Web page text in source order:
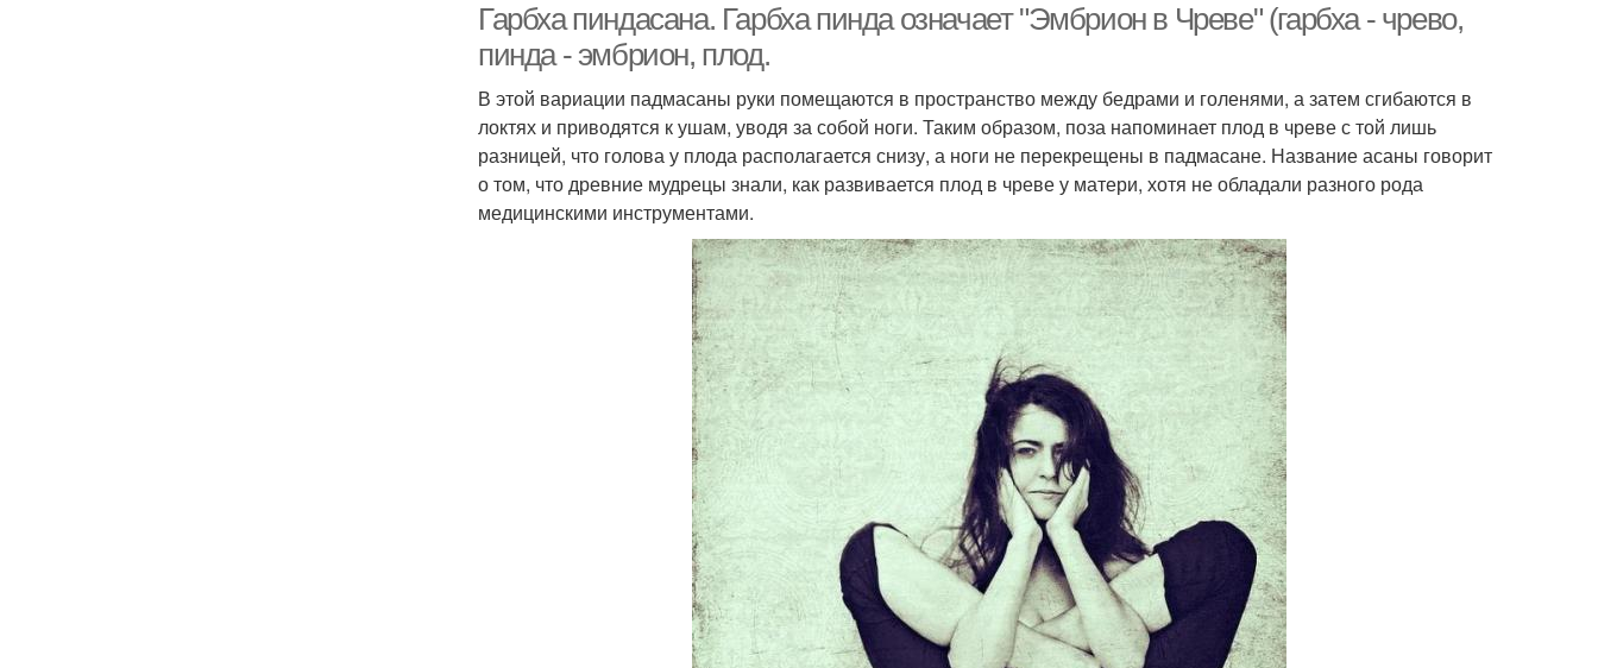
Гарбха пиндасана. Гарбха пинда означает "Эмбрион в Чреве" (гарбха - чрево,
пинда - эмбрион, плод.
В этой вариации падмасаны руки помещаются в пространство между бедрами и голенями, а затем сгибаются в
локтях и приводятся к ушам, уводя за собой ноги. Таким образом, поза напоминает плод в чреве с той лишь
разницей, что голова у плода располагается снизу, а ноги не перекрещены в падмасане. Название асаны говорит
о том, что древние мудрецы знали, как развивается плод в чреве у матери, хотя не обладали разного рода
медицинскими инструментами.